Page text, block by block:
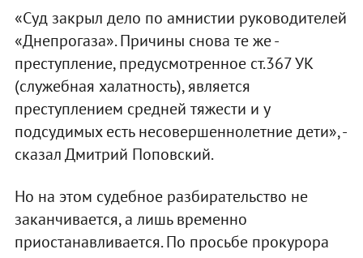
«Суд закрыл дело по амнистии руководителей
«Днепрогаза». Причины снова те же -
преступление, предусмотренное ст.367 УК
(служебная халатность), является
преступлением средней тяжести и у
подсудимых есть несовершеннолетние дети», -
сказал Дмитрий Поповский.
Но на этом судебное разбирательство не
заканчивается, а лишь временно
приостанавливается. По просьбе прокурора